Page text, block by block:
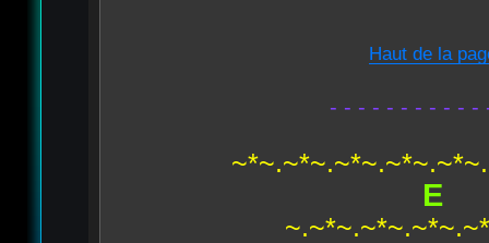
Haut de la
- - - - - - - - - - -
E